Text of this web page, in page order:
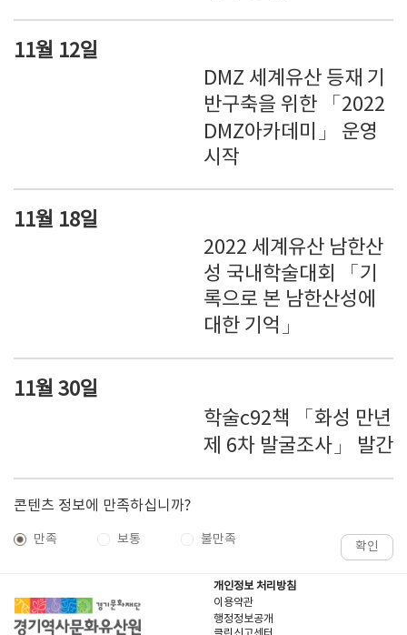
11월 12일
DMZ 세계유산 등재 기
반구축을 위한 「2022
DMZ아카데미」 운영
시작
11월 18일
2022 세계유산 남한산
성 국내학술대회 「기
록으로 본 남한산성에
대한 기억」
11월 30일
학술c92책 「화성 만년
제 6차 발굴조사」 발간
콘텐츠 정보에 만족하십니까?
만족 보통 불만족 확인
개인정보 처리방침
이용약관
행정정보공개